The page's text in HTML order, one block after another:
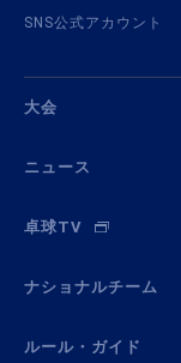
SNS公式アカウント
大会
ニュース
卓球TV
ナショナルチーム
ルール・ガイド